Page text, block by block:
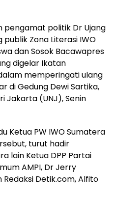
pengamat politik Dr Ujang
Zona Literasi IWO
dan Sosok Bacawapres
digelar Ikatan
memperingati ulang
di Gedung Dewi Sartika,
Jakarta (UNJ), Senin
Ketua PW IWO Sumatera
turut hadir
lain Ketua DPP Partai
AMPI, Dr Jerry
Detik.com, Alfito